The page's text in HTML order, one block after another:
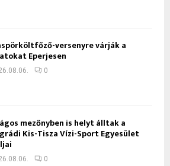
versenyre várják a
Eperjesen
0
mezőnyben is helyt álltak a
Kis-Tisza Vízi-Sport Egyesület
0